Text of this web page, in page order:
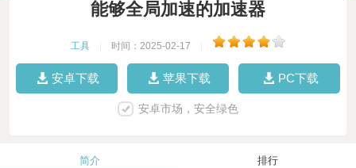
能够全局加速的加速器
工具 时间：2025-02-17
安卓下载 苹果下载 PC下载
安卓市场，安全绿色
简介 排行